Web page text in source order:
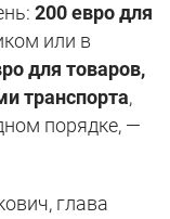
200 евро для
или в
для товаров,
транспорта,
порядке, —
глава